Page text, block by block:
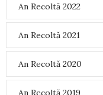
An Recoltă 2022
An Recoltă 2021
An Recoltă 2020
An Recoltă 2019